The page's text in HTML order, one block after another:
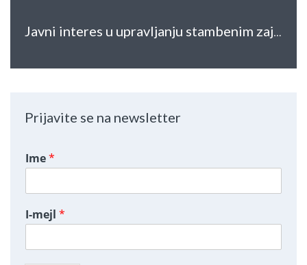
Javni interes u upravljanju stambenim zajednicama, javna diskusija sa Ljubinkom Pejčić, četvrtak 25. januar u 19h u CK13
Prijavite se na newsletter
Ime*
I-mejl *